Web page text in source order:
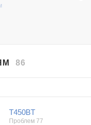
86
T450BT
Проблем 77